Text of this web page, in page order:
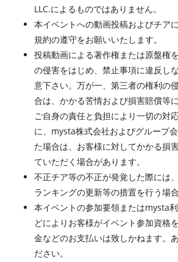
LLC.によるものではありません。
本イベントへの動画投稿およびチア
規約の遵守をお願いいたします。
投稿動画による著作権または原盤権
の侵害をはじめ、禁止事項に違反し
意下さい。万が一、第三者の権利の
合は、かかる苦情および損害賠償等
ご自身の責任と負担により一切の対
に、mysta株式会社およびグループ
た場合は、お客様に対してかかる損
ていただく場合があります。
不正チア等の不正が発覚した際には
ランキングの更新等の措置を行う場
本イベントの参加要領またはmysta
どによりお客様がイベント参加資格
金などのお支払いは致しかねます。
ださい。